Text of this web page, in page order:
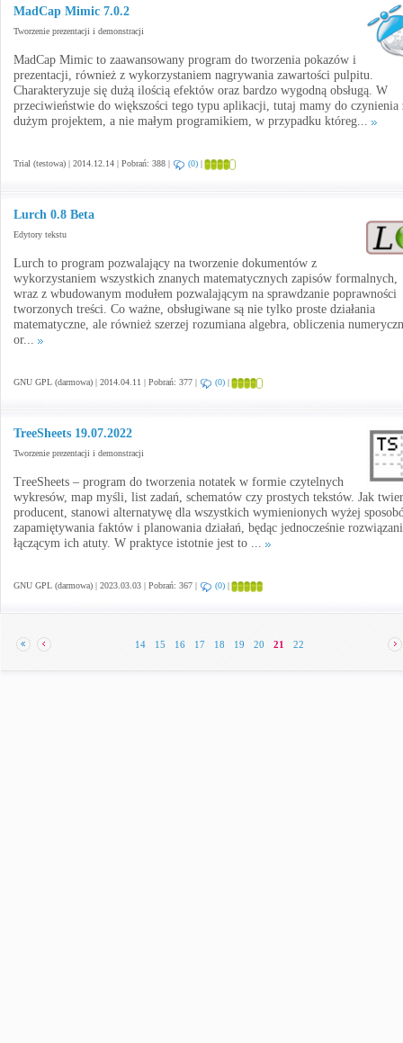
MadCap Mimic 7.0.2
Tworzenie prezentacji i demonstracji
MadCap Mimic to zaawansowany program do tworzenia pokazów i
prezentacji, również z wykorzystaniem nagrywania zawartości pulpitu.
Charakteryzuje się dużą ilością efektów oraz bardzo wygodną obsługą. W
przeciwieństwie do większości tego typu aplikacji, tutaj mamy do czynienia
dużym projektem, a nie małym programikiem, w przypadku któreg...
Trial (testowa) | 2014.12.14 | Pobrań: 388 | (0) |
Lurch 0.8 Beta
Edytory tekstu
Lurch to program pozwalający na tworzenie dokumentów z
wykorzystaniem wszystkich znanych matematycznych zapisów formalnych,
wraz z wbudowanym modułem pozwalającym na sprawdzanie poprawności
tworzonych treści. Co ważne, obsługiwane są nie tylko proste działania
matematyczne, ale również szerzej rozumiana algebra, obliczenia
or...
GNU GPL (darmowa) | 2014.04.11 | Pobrań: 377 | (0) |
TreeSheets 19.07.2022
Tworzenie prezentacji i demonstracji
TreeSheets – program do tworzenia notatek w formie czytelnych
wykresów, map myśli, list zadań, schematów czy prostych tekstów. Jak
producent, stanowi alternatywę dla wszystkich wymienionych wyżej
zapamiętywania faktów i planowania działań, będąc jednocześnie
łączącym ich atuty. W praktyce istotnie jest to ...
GNU GPL (darmowa) | 2023.03.03 | Pobrań: 367 | (0) |
14 15 16 17 18 19 20 21 22